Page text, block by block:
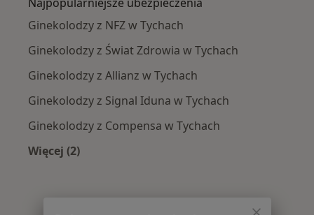
Ginekolodzy z NFZ w Tychach
Ginekolodzy z Świat Zdrowia w Tychach
Ginekolodzy z Allianz w Tychach
Ginekolodzy z Signal Iduna w Tychach
Ginekolodzy z Compensa w Tychach
Więcej (2)